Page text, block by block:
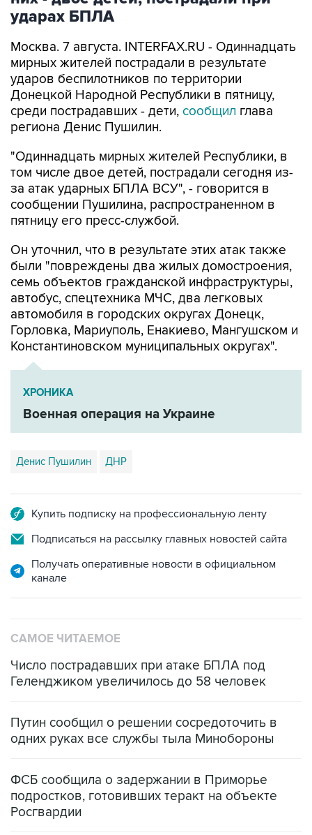
ударах БПЛА
Москва. 7 августа. INTERFAX.RU - Одиннадцать
мирных жителей пострадали в результате
ударов беспилотников по территории
Донецкой Народной Республики в пятницу,
среди пострадавших - дети, сообщил глава
региона Денис Пушилин.
"Одиннадцать мирных жителей Республики, в
том числе двое детей, пострадали сегодня из-
за атак ударных БПЛА ВСУ", - говорится в
сообщении Пушилина, распространенном в
пятницу его пресс-службой.
Он уточнил, что в результате этих атак также
были "повреждены два жилых домостроения,
семь объектов гражданской инфраструктуры,
автобус, спецтехника МЧС, два легковых
автомобиля в городских округах Донецк,
Горловка, Мариуполь, Енакиево, Мангушском и
Константиновском муниципальных округах".
ХРОНИКА
Военная операция на Украине
Денис Пушилин ДНР
Купить подписку на профессиональную ленту
Подписаться на рассылку главных новостей сайта
Получать оперативные новости в официальном
канале
САМОЕ ЧИТАЕМОЕ
Число пострадавших при атаке БПЛА под
Геленджиком увеличилось до 58 человек
Путин сообщил о решении сосредоточить в
одних руках все службы тыла Минобороны
ФСБ сообщила о задержании в Приморье
подростков, готовивших теракт на объекте
Росгвардии